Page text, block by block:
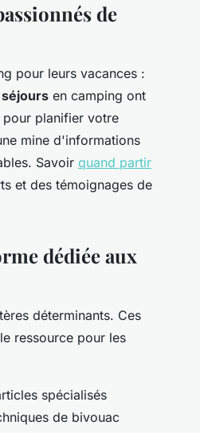
de
pour leurs vacances :
en camping ont
pour planifier votre
mine d'informations
Savoir quand partir
et des témoignages de
dédiée aux
déterminants. Ces
ressource pour les
spécialisés
de bivouac